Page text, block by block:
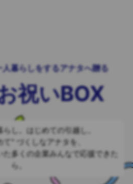
人暮らしをするアナタへ贈る
祝いBOX
らし。はじめての引越し。
" づくしなアナタを、
多くの企業みんなで応援できた
ら。